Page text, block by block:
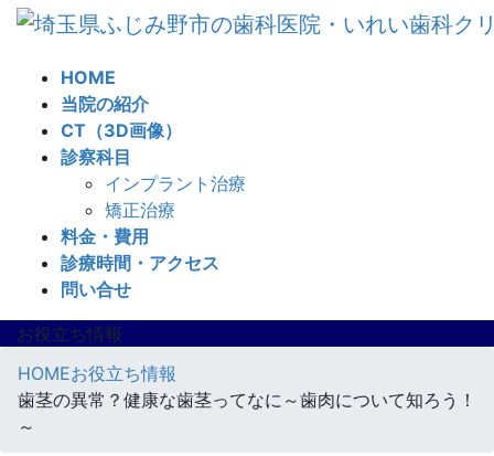
HOME
当院の紹介
CT（3D画像）
診察科目
インプラント治療
矯正治療
料金・費用
診療時間・アクセス
問い合せ
お役立ち情報
HOMEお役立ち情報
歯茎の異常？健康な歯茎ってなに～歯肉について知ろう！
～